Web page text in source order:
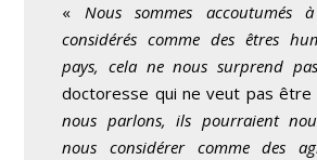
« Nous sommes accoutumés
considérés comme des êtres
pays, cela ne nous surprend
doctoresse qui ne veut pas être
nous parlons, ils pourraient
nous considérer comme des